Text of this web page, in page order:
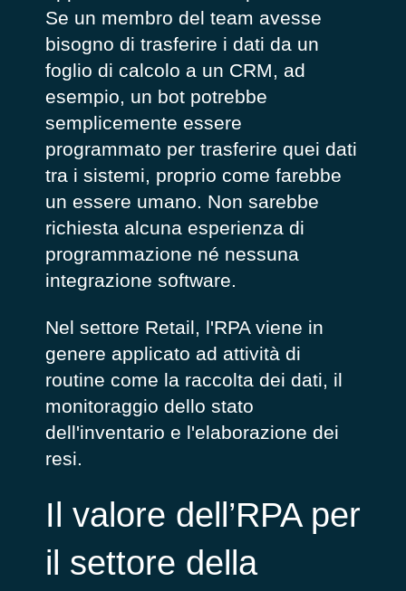
Se un membro del team avesse
bisogno di trasferire i dati da un
foglio di calcolo a un CRM, ad
esempio, un bot potrebbe
semplicemente essere
programmato per trasferire quei dati
tra i sistemi, proprio come farebbe
un essere umano. Non sarebbe
richiesta alcuna esperienza di
programmazione né nessuna
integrazione software.
Nel settore Retail, l'RPA viene in
genere applicato ad attività di
routine come la raccolta dei dati, il
monitoraggio dello stato
dell'inventario e l'elaborazione dei
resi.
Il valore dell’RPA per
il settore della